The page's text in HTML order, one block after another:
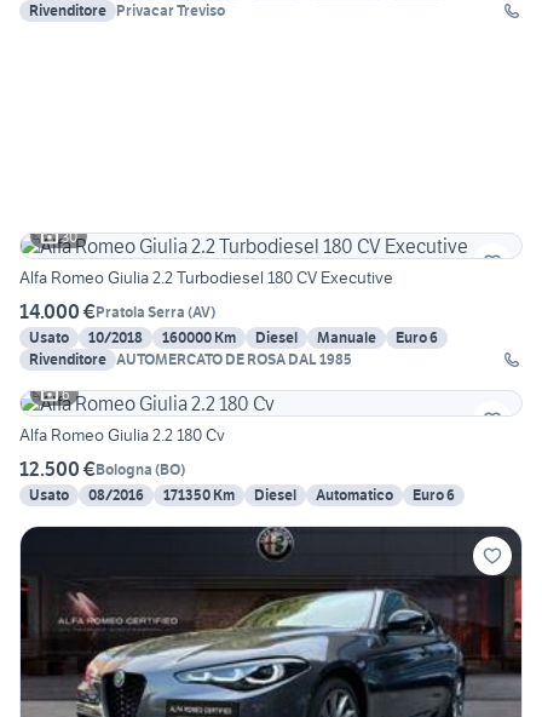
Rivenditore Privacar Treviso
30
Alfa Romeo Giulia 2.2 Turbodiesel 180 CV Executive
14.000 €Pratola Serra (AV)
Usato
10/2018 160000 Km Diesel Manuale
Euro 6
Rivenditore AUTOMERCATO DE ROSA DAL 1985
6
Alfa Romeo Giulia 2.2 180 Cv
12.500 €Bologna (BO)
Usato
08/2016 171350 Km Diesel Automatico Euro 6